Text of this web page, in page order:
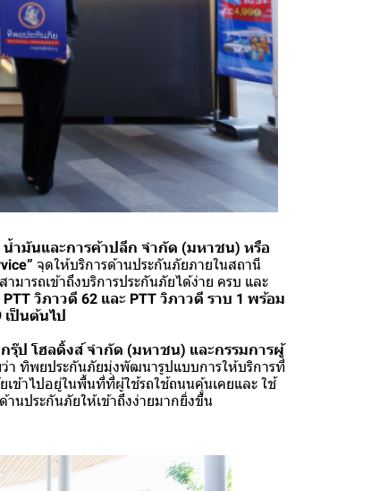
ำมันและการค้าปลีก จำกัด (มหาชน) หรือ
จุดให้บริการด้านประกันภัยภายในสถานี
มารถเข้าถึงบริการประกันภัยได้ง่าย ครบ และ
PTT วิภาวดี 62 และ PTT วิภาวดี ราบ 1 พร้อม
ป็นต้นไป
ป โฮลดิ้งส์ จำกัด (มหาชน) และกรรมการผู้
ว่า ทิพยประกันภัยมุ่งพัฒนารูปแบบการให้บริการที่
ข้าไปอยู่ในพื้นที่ที่ผู้ใช้รถใช้ถนนคุ้นเคยและ ใช้
นประกันภัยให้เข้าถึงง่ายมากยิ่งขึ้น